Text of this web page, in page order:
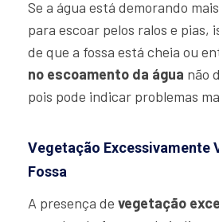
Se a água está demorando
para escoar pelos ralos e pias,
de que a fossa está cheia ou
no escoamento da água não
pois pode indicar problemas
Vegetação Excessivamente
Fossa
A presença de vegetação